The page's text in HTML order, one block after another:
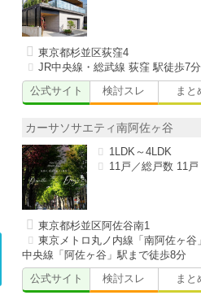
東京都杉並区荻窪4
JR中央線・総武線 荻窪 駅徒歩7分
公式サイト
検討スレ まと
カーサソサエティ南阿佐ヶ谷
1LDK～4LDK
11戸／総戸数 11戸
東京都杉並区阿佐谷南1
東京メトロ丸ノ内線「南阿佐ヶ谷
中央線「阿佐ヶ谷」駅まで徒歩8分
公式サイト
検討スレ まと